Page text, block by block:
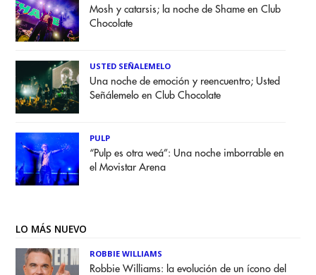
Mosh y catarsis; la noche de Shame en Club
Chocolate
USTED SEÑALEMELO
Una noche de emoción y reencuentro; Usted
Señálemelo en Club Chocolate
PULP
“Pulp es otra weá”: Una noche imborrable en
el Movistar Arena
LO MÁS NUEVO
ROBBIE WILLIAMS
Robbie Williams: la evolución de un ícono del